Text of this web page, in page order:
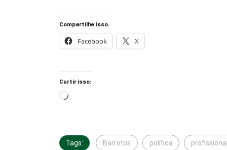
Compartilhe isso:
Facebook X
Curtir isso:
Tags: Barretos política